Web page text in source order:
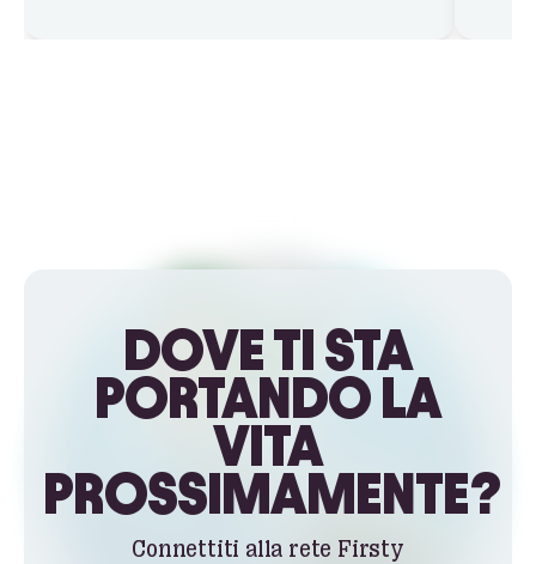
DOVE TI STA
PORTANDO LA
VITA
PROSSIMAMENTE?
Connettiti alla rete Firsty